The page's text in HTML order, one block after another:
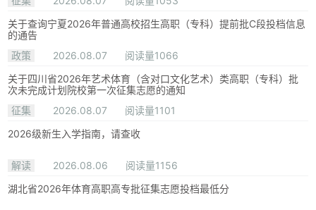
关于查询宁夏2026年普通高校招生高职（专科）提前批C段投档信息
的通告
政策
2026.08.07
阅读量1066
关于四川省2026年艺术体育（含对口文化艺术）类高职（专科）批
次未完成计划院校第一次征集志愿的通知
征集
2026.08.07
阅读量1101
2026级新生入学指南，请查收
解读 2026.08.06
阅读量1156
湖北省2026年体育高职高专批征集志愿投档最低分